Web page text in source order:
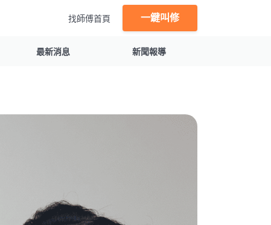
找師傅首頁 一鍵叫修
最新消息 新聞報導